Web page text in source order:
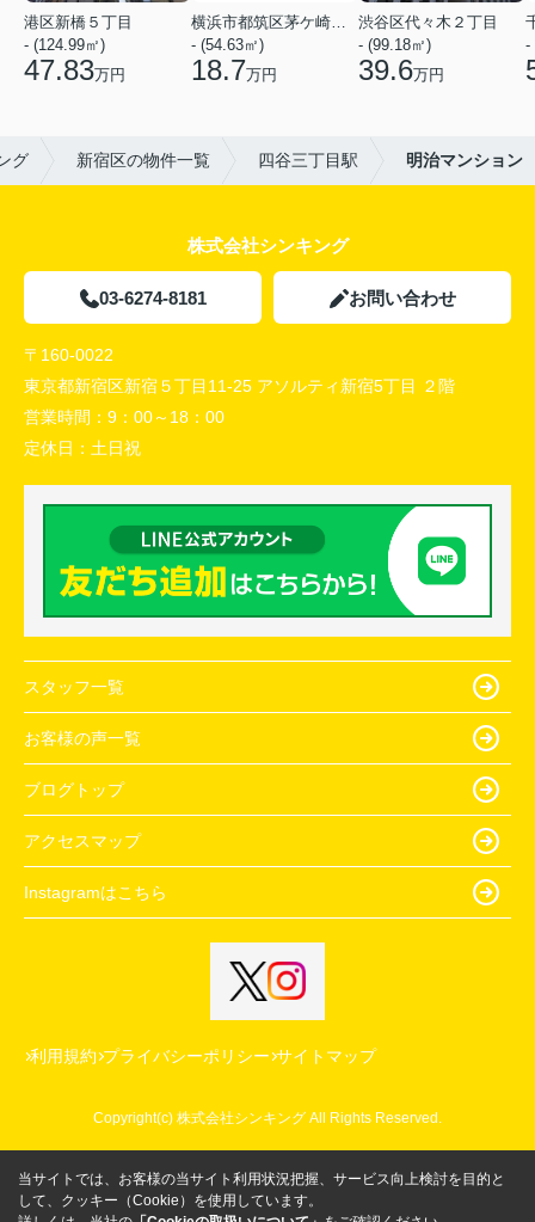
港区新橋５丁目
- (124.99㎡)
47.83万円
- (54.63㎡)
18.7万円
渋谷区代々木２丁目
- (99.18㎡)
39.6万円
-
グ 新宿区の物件一覧 四谷三丁目駅 明治マンション
株式会社シンキング
03-6274-8181 お問い合わせ
〒160-0022
東京都新宿区新宿５丁目11-25 アソルティ新宿5丁目 ２階
営業時間： 9：00～18：00
定休日： 土日祝
スタッフ一覧
お客様の声一覧
ブログトップ
アクセスマップ
Instagramはこちら
利用規約 プライバシーポリシー サイトマップ
Copyright(c) 株式会社シンキング All Rights Reserved.
当サイトでは、お客様の当サイト利用状況把握、サービス向上検討を目的と
して、クッキー（Cookie）を使用しています。